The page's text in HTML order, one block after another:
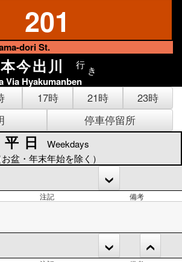
201
dori St.
今出川 行 き
Via Hyakumanben
17時 21時
23時
停車停留所
平日
Weekdays
お盆・年末年始を除く）
注記 備考